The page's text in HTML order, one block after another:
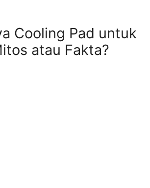
Cooling Pad untuk
atau Fakta?